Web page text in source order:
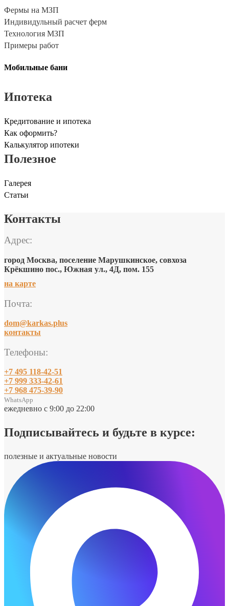
Фермы на МЗП
Индивидульный расчет ферм
Технология МЗП
Примеры работ
Мобильные бани
Ипотека
Кредитование и ипотека
Как оформить?
Калькулятор ипотеки
Полезное
Галерея
Статьи
Контакты
Адрес:
город Москва, поселение Марушкинское, совхоза
Крёкшино пос., Южная ул., 4Д, пом. 155
на карте
Почта:
dom@karkas.plus
контакты
Телефоны:
+7 495 118-42-51
+7 999 333-42-61
+7 968 475-39-90
WhatsApp
ежедневно с 9:00 до 22:00
Подписывайтесь и будьте в курсе:
полезные и актуальные новости